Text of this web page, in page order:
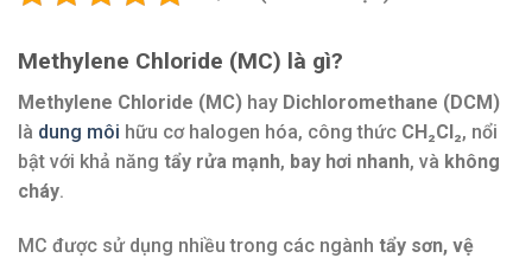
Methylene Chloride (MC) là gì?
Methylene Chloride (MC) hay Dichloromethane (DCM)
là dung môi hữu cơ halogen hóa, công thức CH₂Cl₂, nổi
bật với khả năng tẩy rửa mạnh, bay hơi nhanh, và không
cháy.
MC được sử dụng nhiều trong các ngành tẩy sơn, vệ